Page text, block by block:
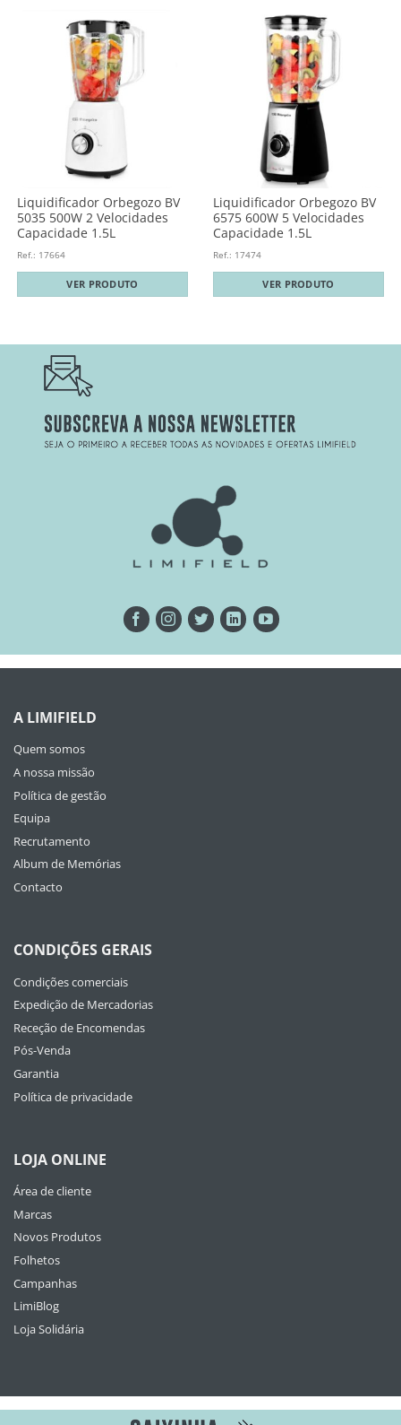
Liquidificador Orbegozo BV
5035 500W 2 Velocidades
Capacidade 1.5L
Ref.: 17664
VER PRODUTO
Liquidificador Orbegozo BV
6575 600W 5 Velocidades
Capacidade 1.5L
Ref.: 17474
VER PRODUTO
A LIMIFIELD
Quem somos
A nossa missão
Política de gestão
Equipa
Recrutamento
Album de Memórias
Contacto
CONDIÇÕES GERAIS
Condições comerciais
Expedição de Mercadorias
Receção de Encomendas
Pós-Venda
Garantia
Política de privacidade
LOJA ONLINE
Área de cliente
Marcas
Novos Produtos
Folhetos
Campanhas
LimiBlog
Loja Solidária